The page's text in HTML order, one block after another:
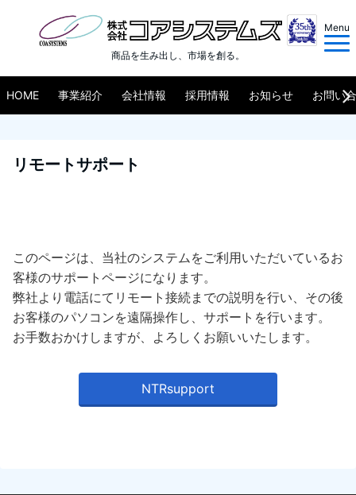
商品を生み出し、市場を創る。
Menu
HOME 事業紹介 会社情報 採用情報 お知らせ お問い
リモートサポート
このページは、当社のシステムをご利用いただいているお
客様のサポートページになります。
弊社より電話にてリモート接続までの説明を行い、その後
お客様のパソコンを遠隔操作し、サポートを行います。
お手数おかけしますが、よろしくお願いいたします。
NTRsupport